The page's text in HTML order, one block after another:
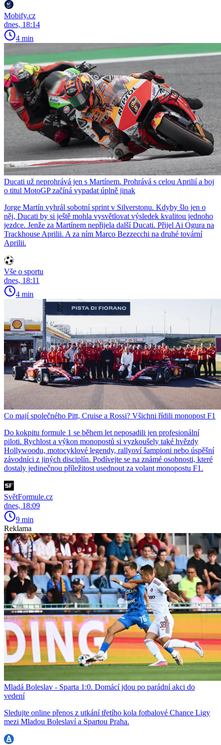
Mobify.cz
dnes, 18:14
4 min
Ducati už neprohrává jen s Martínem. Prohrává s celou Aprilií a boj
o titul MotoGP začíná vypadat úplně jinak
Jorge Martín vyhrál sobotní sprint v Silverstonu. Kdyby šlo jen o
něj, Ducati by si ještě mohla vysvětlovat výsledek kvalitou jednoho
jezdce. Jenže za Martínem nepřijela další Ducati. Přijel Ai Ogura na
Trackhouse Aprilii. A za ním Marco Bezzecchi na druhé tovární
Aprilii.
Vše o sportu
dnes, 18:11
4 min
Co mají společného Pitt, Cruise a Rossi? Všichni řídili monopost F1
Do kokpitu formule 1 se během let neposadili jen profesionální
piloti. Rychlost a výkon monopostů si vyzkoušely také hvězdy
Hollywoodu, motocyklové legendy, rallyoví šampioni nebo úspěšní
závodníci z jiných disciplín. Podívejte se na známé osobnosti, které
dostaly jedinečnou příležitost usednout za volant monopostu F1.
SvětFormule.cz
dnes, 18:09
9 min
Reklama
Mladá Boleslav - Sparta 1:0. Domácí jdou po parádní akci do
vedení
Sledujte online přenos z utkání třetího kola fotbalové Chance Ligy
mezi Mladou Boleslaví a Spartou Praha.